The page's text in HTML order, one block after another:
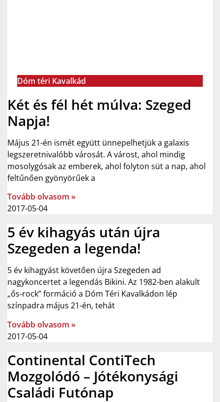
Dóm téri Kavalkád
Két és fél hét múlva: Szeged
Napja!
Május 21-én ismét együtt ünnepelhetjük a galaxis
legszeretnivalóbb városát. A várost, ahol mindig
mosolygósak az emberek, ahol folyton süt a nap, ahol
feltűnően gyönyörűek a
Tovább olvasom »
2017-05-04
5 év kihagyás után újra
Szegeden a legenda!
5 év kihagyást követően újra Szegeden ad
nagykoncertet a legendás Bikini. Az 1982-ben alakult
„ős-rock” formáció a Dóm Téri Kavalkádon lép
színpadra május 21-én, tehát
Tovább olvasom »
2017-05-04
Continental ContiTech
Mozgolódó – Jótékonysági
Családi Futónap